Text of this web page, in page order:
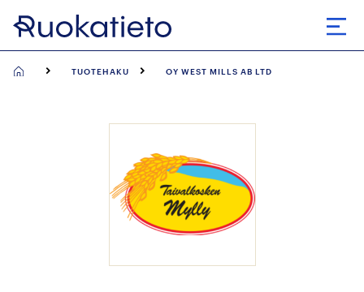
Siirry
suoraan
TUOTEHAKU OY WEST MILLS AB LTD